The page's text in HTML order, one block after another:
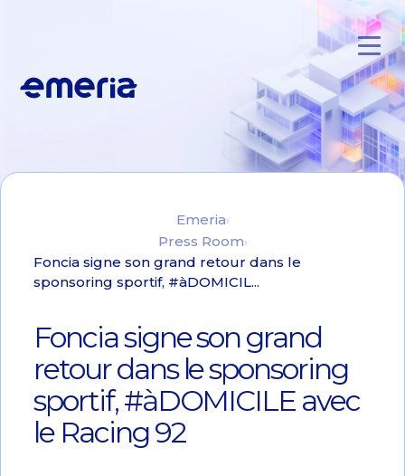
Emeria
Emeria
Press Room
Foncia signe son grand retour dans le
sponsoring sportif, #àDOMICIL...
Foncia signe son grand
retour dans le sponsoring
sportif, #àDOMICILE avec
le Racing 92